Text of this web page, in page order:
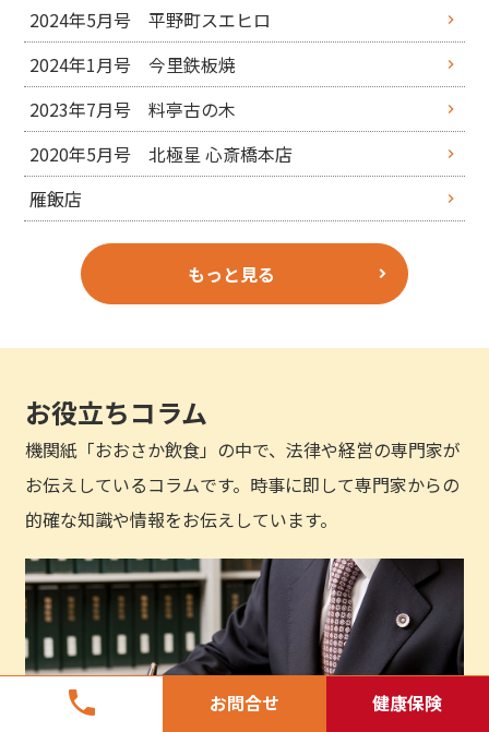
phone お問合せ 健康保険
2024年5月号 平野町スエヒロ
2024年1月号 今里鉄板焼
2023年7月号 料亭古の木
2020年5月号 北極星 心斎橋本店
雁飯店
もっと見る
お役立ちコラム
機関紙「おおさか飲食」の中で、法律や経営の専門家が
お伝えしているコラムです。時事に即して専門家からの
的確な知識や情報をお伝えしています。